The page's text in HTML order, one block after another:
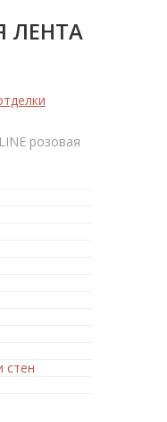
ЛЕНТА
розовая
стен